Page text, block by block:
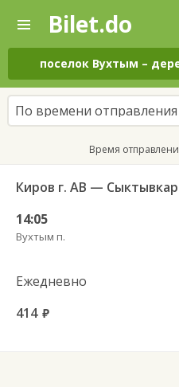
—
Поиск
и
покупка
билетов
на
автобус
онлайн
Bilet.do
поселок Вухтым –
По времени отправления
Время
Киров г. АВ —
14:05
Вухтым п.
Ежедневно
414 руб.